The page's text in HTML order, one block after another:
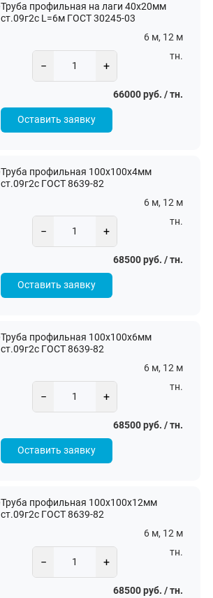
Труба профильная на лаги 40х20мм
ст.09г2с L=6м ГОСТ 30245-03
6 м, 12 м
− +
тн.
66000 руб. / тн.
Оставить заявку
Труба профильная 100х100х4мм
ст.09г2с ГОСТ 8639-82
6 м, 12 м
− +
тн.
68500 руб. / тн.
Оставить заявку
Труба профильная 100х100х6мм
ст.09г2с ГОСТ 8639-82
6 м, 12 м
− +
тн.
68500 руб. / тн.
Оставить заявку
Труба профильная 100х100х12мм
ст.09г2с ГОСТ 8639-82
6 м, 12 м
− +
тн.
68500 руб. / тн.